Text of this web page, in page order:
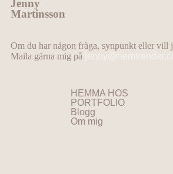
Jenny
Martinsson
Om du har någon fråga, synpunkt eller vill
Maila gärna mig på
HEMMA HOS
PORTFOLIO
Blogg
Om mig